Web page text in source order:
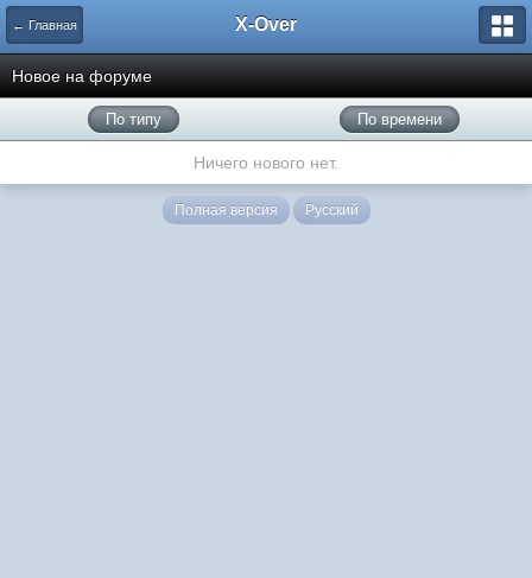
← Главная X-Over
Новое на форуме
По типу По времени
Ничего нового нет.
Полная версия Русский